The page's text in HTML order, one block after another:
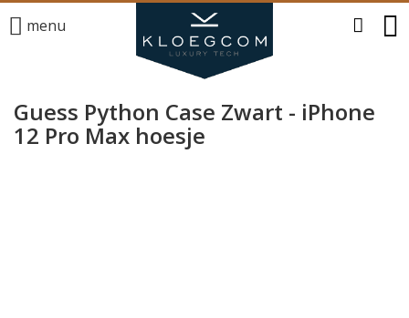
menu
Guess Python Case Zwart - iPhone
12 Pro Max hoesje